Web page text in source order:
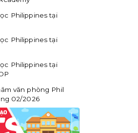
Philippines tại
Philippines tại
Philippines tại
văn phòng Phil
02/2026